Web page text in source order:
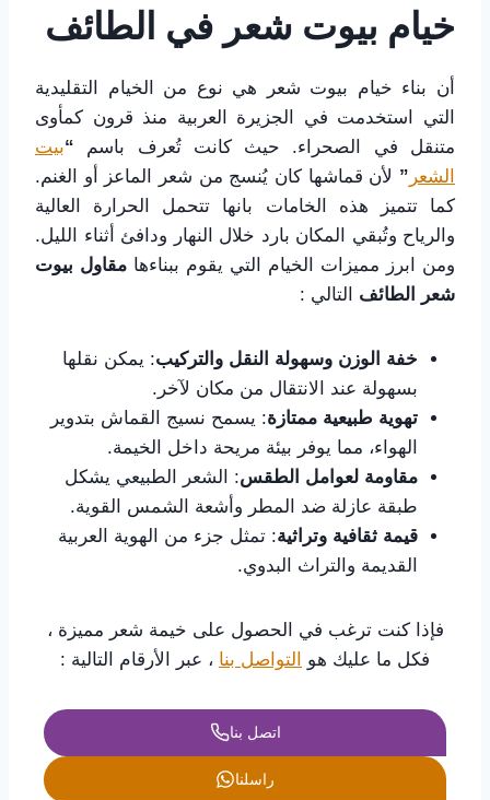
خيام بيوت شعر في الطائف
أن بناء خيام بيوت شعر هي نوع من الخيام التقليدية
التي استخدمت في الجزيرة العربية منذ قرون كمأوى
متنقل في الصحراء. حيث كانت تُعرف باسم “بيت
الشعر ” لأن قماشها كان يُنسج من شعر الماعز أو الغنم.
كما تتميز هذه الخامات بانها تتحمل الحرارة العالية
والرياح وتُبقي المكان بارد خلال النهار ودافئ أثناء الليل.
ومن ابرز مميزات الخيام التي يقوم ببناءها مقاول بيوت
شعر الطائف التالي :
خفة الوزن وسهولة النقل والتركيب: يمكن نقلها
بسهولة عند الانتقال من مكان لآخر.
تهوية طبيعية ممتازة: يسمح نسيج القماش بتدوير
الهواء، مما يوفر بيئة مريحة داخل الخيمة.
مقاومة لعوامل الطقس: الشعر الطبيعي يشكل
طبقة عازلة ضد المطر وأشعة الشمس القوية.
قيمة ثقافية وتراثية: تمثل جزء من الهوية العربية
القديمة والتراث البدوي.
فإذا كنت ترغب في الحصول على خيمة شعر مميزة ،
فكل ما عليك هو
التواصل بنا ، عبر الأرقام التالية :
اتصل بنا
راسلنا